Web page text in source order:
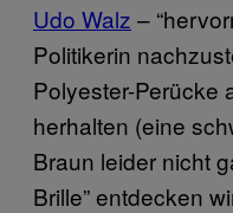
Udo Walz –
Politikerin
Polyester-Perücke
herhalten (eine
Braun leider nicht
Brille” entdecken